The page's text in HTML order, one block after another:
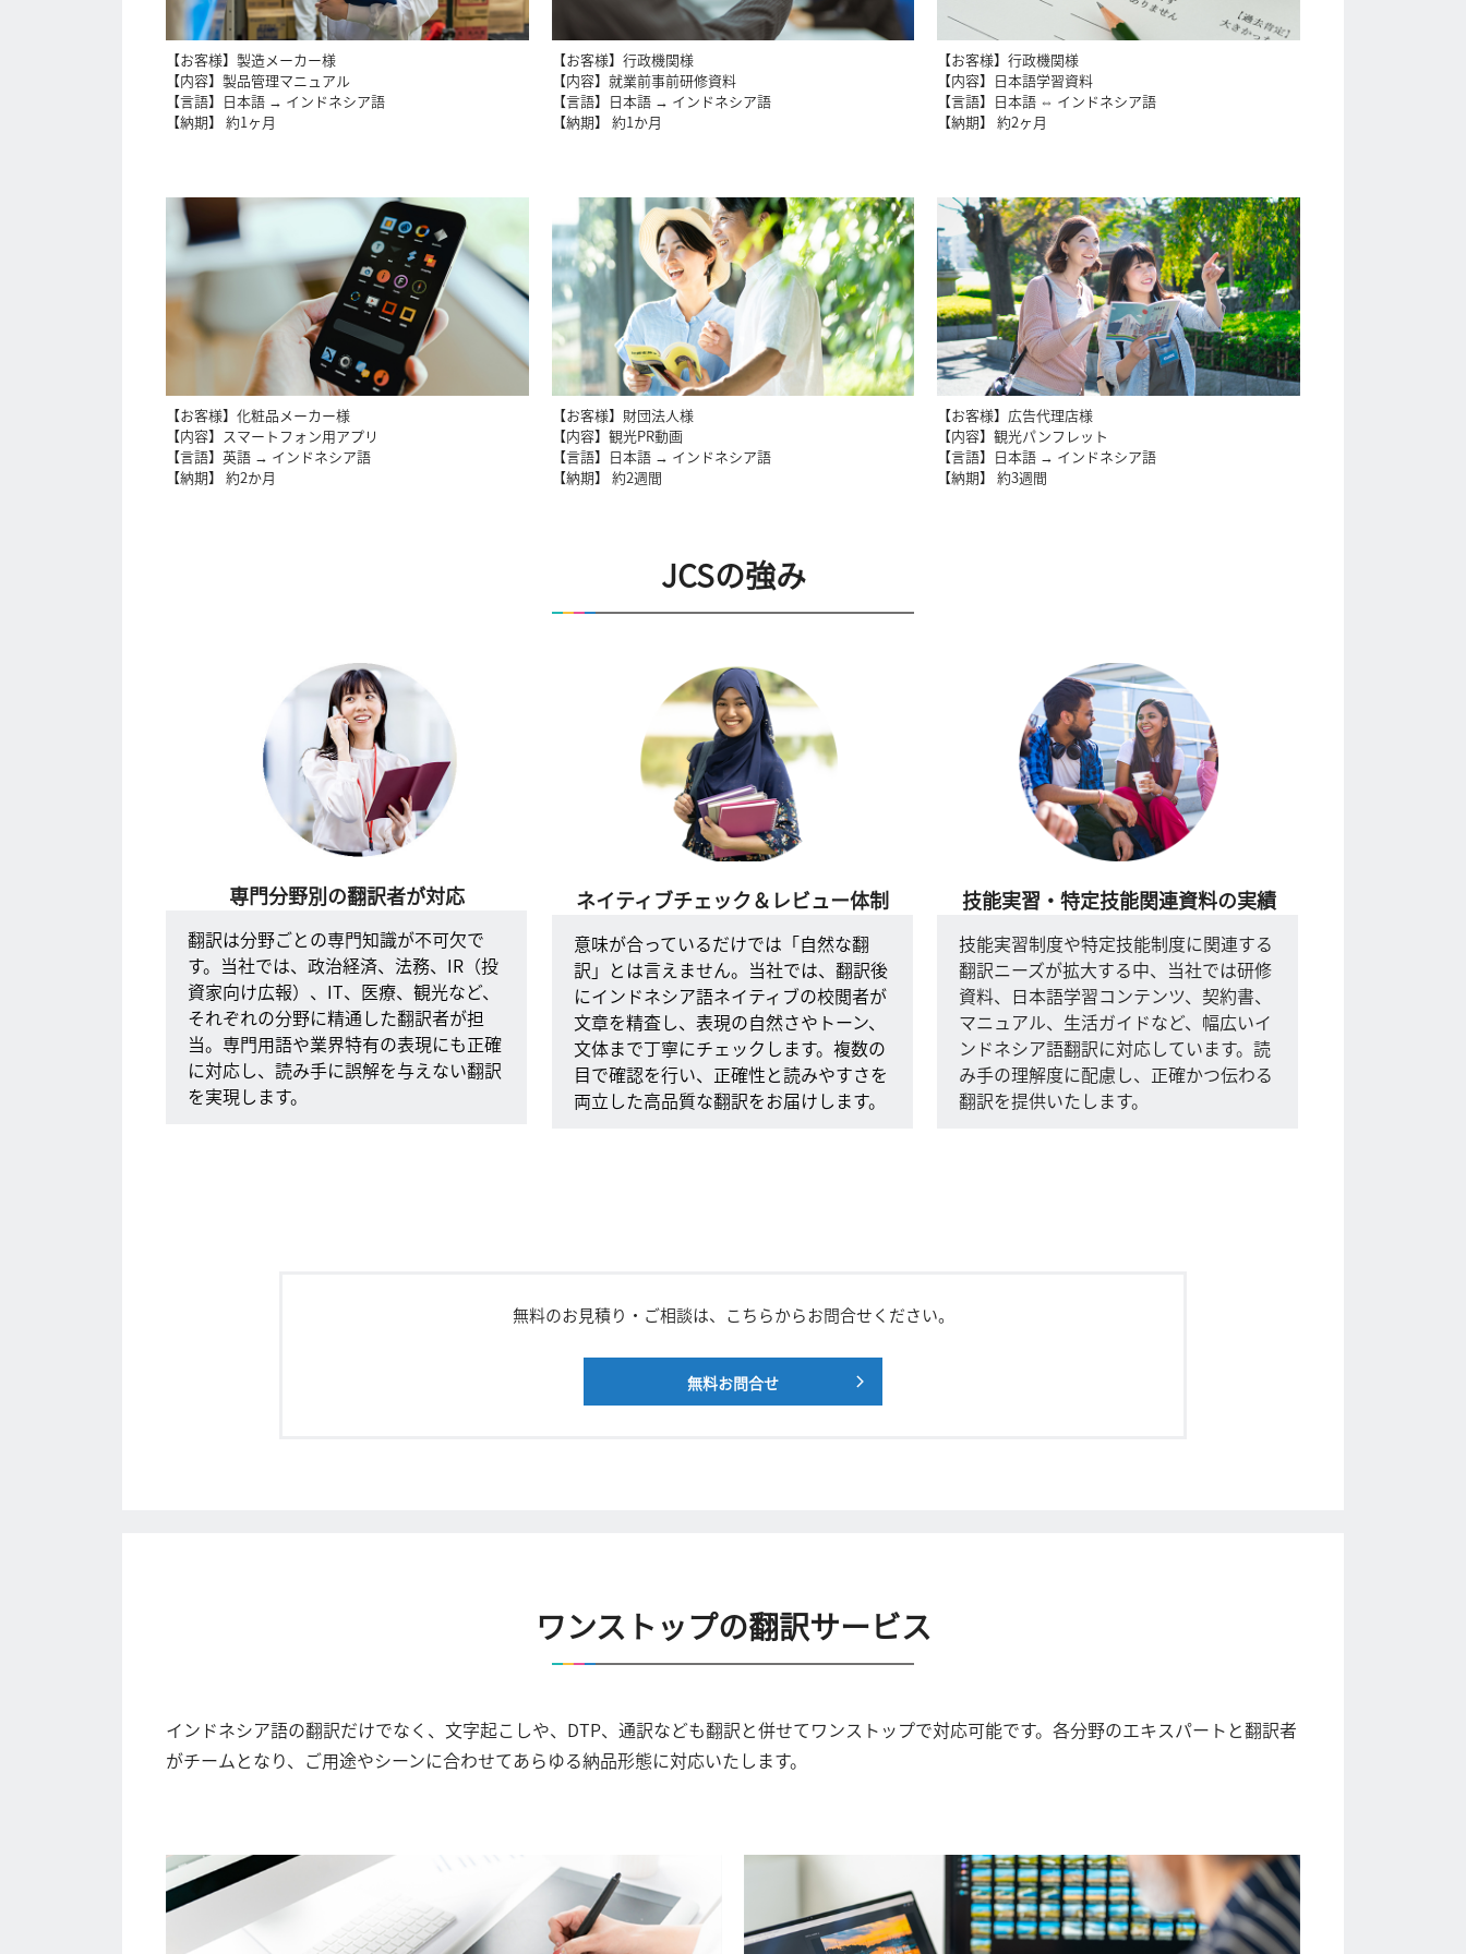
【お客様】製造メーカー様
【内容】製品管理マニュアル
【言語】日本語 → インドネシア語
【納期】 約1ヶ月
【お客様】行政機関様
【内容】就業前事前研修資料
【言語】日本語 → インドネシア語
【納期】 約1か月
【お客様】行政機関様
【内容】日本語学習資料
【言語】日本語 ⇔ インドネシア語
【納期】 約2ヶ月
【お客様】化粧品メーカー様
【内容】スマートフォン用アプリ
【言語】英語 → インドネシア語
【納期】 約2か月
【お客様】財団法人様
【内容】観光PR動画
【言語】日本語 → インドネシア語
【納期】 約2週間
【お客様】広告代理店様
【内容】観光パンフレット
【言語】日本語 → インドネシア語
【納期】 約3週間
JCSの強み
専門分野別の翻訳者が対応
翻訳は分野ごとの専門知識が不可欠で
す。当社では、政治経済、法務、IR（投
資家向け広報）、IT、医療、観光など、
それぞれの分野に精通した翻訳者が担
当。専門用語や業界特有の表現にも正確
に対応し、読み手に誤解を与えない翻訳
を実現します。
ネイティブチェック＆レビュー体制
意味が合っているだけでは「自然な翻
訳」とは言えません。当社では、翻訳後
にインドネシア語ネイティブの校閲者が
文章を精査し、表現の自然さやトーン、
文体まで丁寧にチェックします。複数の
目で確認を行い、正確性と読みやすさを
両立した高品質な翻訳をお届けします。
技能実習・特定技能関連資料の実績
技能実習制度や特定技能制度に関連する
翻訳ニーズが拡大する中、当社では研修
資料、日本語学習コンテンツ、契約書、
マニュアル、生活ガイドなど、幅広いイ
ンドネシア語翻訳に対応しています。読
み手の理解度に配慮し、正確かつ伝わる
翻訳を提供いたします。
無料のお見積り・ご相談は、こちらからお問合せください。
無料お問合せ
ワンストップの翻訳サービス
インドネシア語の翻訳だけでなく、文字起こしや、DTP、通訳なども翻訳と併せてワンストップで対応可能です。各分野のエキスパートと翻訳者
がチームとなり、ご用途やシーンに合わせてあらゆる納品形態に対応いたします。